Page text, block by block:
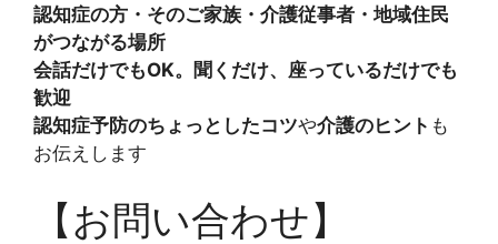
認知症の方・そのご家族・介護従事者・地域住民
がつながる場所
会話だけでもOK。聞くだけ、座っているだけでも
歓迎
認知症予防のちょっとしたコツや介護のヒント も
お伝えします
【お問い合わせ】